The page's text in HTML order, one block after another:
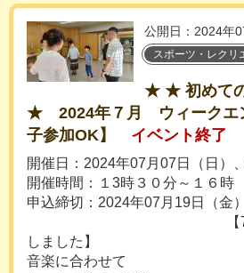
公開日：2024年
スポーツ・レクリ
★ ★ 初めて
★ 2024年７月 ウィークエ
子参加OK】
イベント終了
開催日：2024年07月07日（日）
開催時間：１3時３０分～１６時
申込締切：2024年07月19日（金）
【7月 7日は
しました】
音楽に合わせて